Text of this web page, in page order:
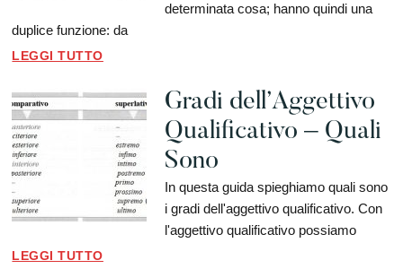
determinata cosa; hanno quindi una
duplice funzione: da
LEGGI TUTTO
Gradi dell’Aggettivo
Qualificativo – Quali
Sono
In questa guida spieghiamo quali sono
i gradi dell'aggettivo qualificativo. Con
l'aggettivo qualificativo possiamo
LEGGI TUTTO